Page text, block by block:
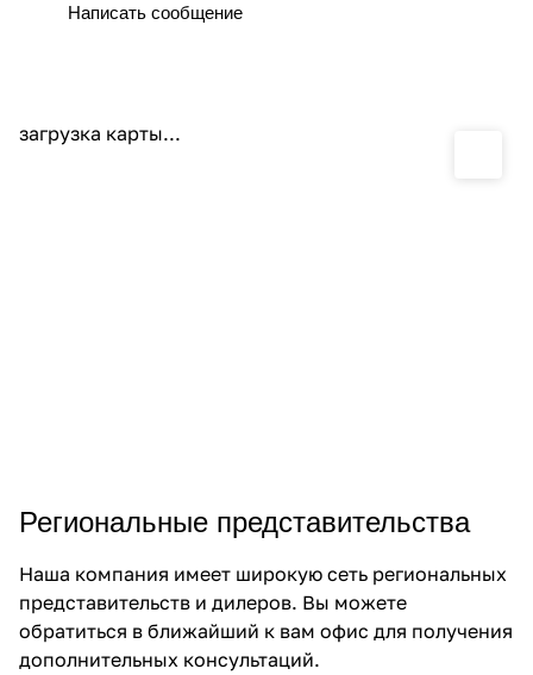
загрузка карты...
Региональные представительства
Наша компания имеет широкую сеть региональных
представительств и дилеров. Вы можете
обратиться в ближайший к вам офис для получения
дополнительных консультаций.
Написать сообщение